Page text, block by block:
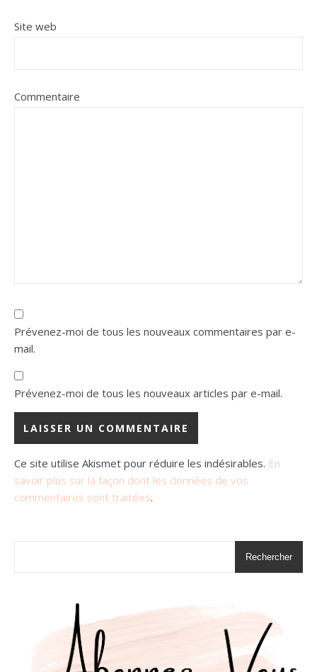
Site web
Commentaire
Prévenez-moi de tous les nouveaux commentaires par e-
mail.
Prévenez-moi de tous les nouveaux articles par e-mail.
Ce site utilise Akismet pour réduire les indésirables. En
savoir plus sur la façon dont les données de vos
commentaires sont traitées.
Rechercher